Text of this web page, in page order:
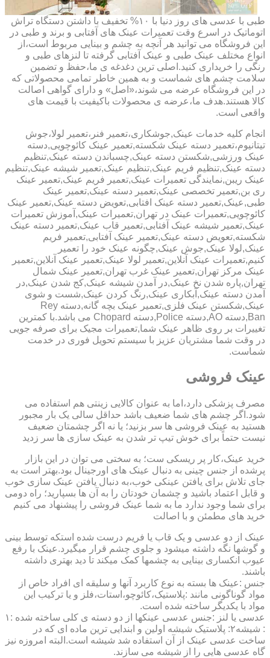
طبی با عدسی های روز دنیا با ۱۰% تخفیف با داشتن دستگاه تراش
اتوماتیک در اسرع وقت تعمیرات عینک های آفتابی و برند و طبی در
این فروشگاه می توانید هر آنچه به چشم و بینایی مربوط است،از
انواع مختلف عینک طبی و عینک آفتابی گرفته تا لنزهای طبی و
رنگی را خریداری کنید.اصلی ترین دغدغه ی ما،حفظ و تضمین
سلامت چشم های شماست و به همین خاطر تمامی محصولاتی که
در این فروشگاه عرضه می شوند،«اصل» و دارای گواهی اصالت
کالا هستند.هدف ما،عرضه ی محصولات باکیفیت با قیمت های
واقعی است.
انجام کلیه خدمات عینک,جوشکاری،تعمیر فنر،تعمیر لولا،جوش
تیتانیوم،تعمیر دسته عینک شکسته,تعمیر عینک کائوچویی,دسته
عینک ورزشی,شکستن دسته عینک,چسباندن دسته عینک,تنظیم
دسته عینک,تنظیم فریم عینک,تنظیم عینک,تعمیر شیشه عینک,تنظیم
عینک ریبن,نمایندگی تعمیرات عینک,تعمیر فریم عینک,تعمیر عینک
ری بن,تعمیر تخصصی عینک,تعمیر دسته عینک,تعمیر عینک
طبی,عینک,تعمیر دسته عینک افتابی,تعویض دسته عینک,تعمیر عینک
کائوچویی,تعمیرات عینک در تهران,تعمیرات عینک,آموزش تعمیرات
عینک,تعمیر شیشه عینک آفتابی,تعمیر قاب عینک,تعمیر دسته عینک
شکسته,تعویض دسته عینک,تعمیر عینک آفتابی,تعمیر فریم
عینک,لولا عینک,جوش عینک,چگونه عینک خود را تعمیر
کنیم,تعمیرات عینک آنلاین,تعمیر لولا عینک,تعمیر عینک آنلاین,تعمیر
عینک مرکز تهران,تعمیر عینک غرب تهران,تعمیر عینک شمال
تهران,پاره شدن نخ عینک,در آمدن شیشه عینک,کج شدن عینک,در
آمدن دسته عینک,آبکاری عینک,رنگ کردن عینک,شست و شوی
عینک,شکستن عینک فلزی,تعمیر عینک بچه گانه,دسته Rey
Ban,دسته AO,دسته Police,دسته Chopard می باشد.با کمترین
تغییرات بر روی ظاهر عینک شما,تعمیرات مجیک برای صرفه جویی
در وقت شما مشتریان عزیز با سیستم تحویل فوری در خدمت
شماست.
عینک فروشی
مصرف پزشکی دارد،اما به عنوان کالایی زینتی هم استفاده می
شود.اگر چشم های شما ضعیف باشد حداقل سالی یک بار مجبور
هستید به عینک فروشی ها سر بزنید؛ یا نه اگر چشمتان ضعیف
نیست حتماً برای خوش تیپ تر شدن به عینک سازی ها سر زدید
خرید عینک،کار پر ریسکی ست؛ به سختی می توان در این بازار
پرشده از جنس چینی به دنبال عینک های اورجینال بود.بهتر است به
جای تلاش برای یافتن عینکی خوب،به دنبال یافتن عینک سازی خوب
و قابل اعتماد باشید و چشمان خودتان را به آن ها بسپارید؛ راه دومی
برای شما وجود ندارد ما به شما عینک فروشی را پیشنهاد می کنیم
خرید های مطمئن و با اصالت
عینک از دو عدسی و یک قاب یا فریم درست شده استکه توسط بینی
و گوشها نگه داشته میشود و جلوی چشم قرار میگیرد.عینک با رفع
عیوب انکساری بینایی به چشمها کمک میکند تا دید بهتری داشته
باشند.
جنس :عینک ها بسته به نوع کاربرد آنها و سلیقه ای افراد خاص از
مواد گوناگونی مانند :پلاستیک،کائوچو،استات،فلز و یا ترکیب این
مواد با یکدیگر ساخته شده است.
عدسی یا لنز :جنس عدسی عینکها از دو دسته ی کلی ساخته شده :۱
: شیشه۲: پلاستیک شیشه اولین و ابندایی ترین ماده ای که در
ساخت عدسی عینک از آن استفاده شد شیشه است.البته امروزه نیز
گاه عدسی هایی را از شیشه می سازند.